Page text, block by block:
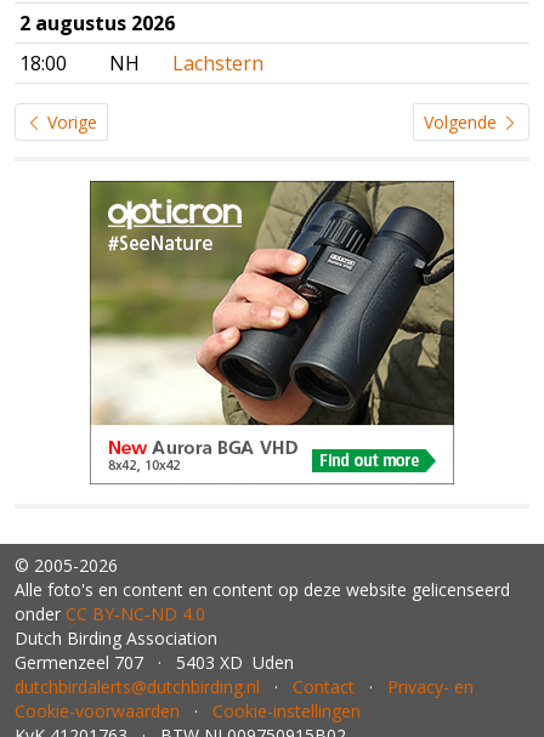
2 augustus 2026
18:00
NH Lachstern
Vorige Volgende
© 2005-2026
Alle foto's en content en content op deze website gelicenseerd
onder CC BY‑NC‑ND 4.0
Dutch Birding Association
Germenzeel 707 · 5403 XD Uden
dutchbirdalerts@dutchbirding.nl · Contact · Privacy- en
Cookie-voorwaarden · Cookie-instellingen